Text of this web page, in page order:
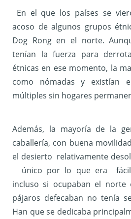
En el que los países se
acoso de algunos grupos
Dog Rong en el norte.
tenían la fuerza para
étnicas en ese momento, la
como nómadas y existían
múltiples sin hogares
Además, la mayoría de la
caballería, con buena
el desierto relativamente
único por lo que era fácil
incluso si ocupaban el norte
pájaros defecaban no tenía
Han que se dedicaba